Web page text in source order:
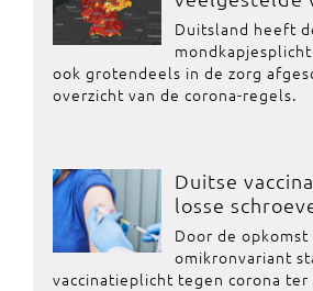
Duitsland heeft
ook grotendeels in de zorg
overzicht van de corona-regels.
Duitse
losse
Door de opkomst
omikronvariant
vaccinatieplicht tegen corona ter